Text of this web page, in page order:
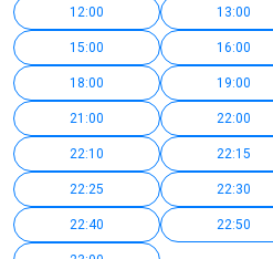
12:00 13:00
15:00 16:00
18:00 19:00
21:00 22:00
22:10 22:15
22:25 22:30
22:40 22:50